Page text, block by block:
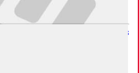
EB - Extreme Brawl: Gladiators
Choke), 1. kolo 0:57